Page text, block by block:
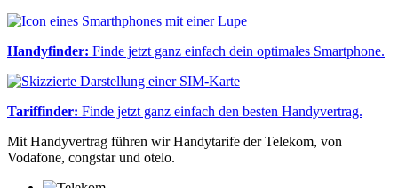
Handyfinder: Finde jetzt ganz einfach dein optimales Smartphone.
Tariffinder: Finde jetzt ganz einfach den besten Handyvertrag.
Mit Handyvertrag führen wir Handytarife der Telekom, von
Vodafone, congstar und otelo.